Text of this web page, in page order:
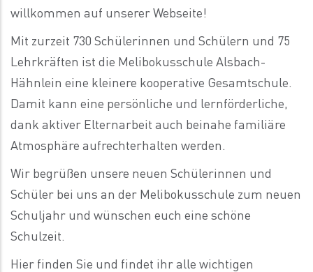
willkommen auf unserer Webseite!
Mit zurzeit 730 Schülerinnen und Schülern und 75
Lehrkräften ist die Melibokusschule Alsbach-
Hähnlein eine kleinere kooperative Gesamtschule.
Damit kann eine persönliche und lernförderliche,
dank aktiver Elternarbeit auch beinahe familiäre
Atmosphäre aufrechterhalten werden.
Wir begrüßen unsere neuen Schülerinnen und
Schüler bei uns an der Melibokusschule zum neuen
Schuljahr und wünschen euch eine schöne
Schulzeit.
Hier finden Sie und findet ihr alle wichtigen